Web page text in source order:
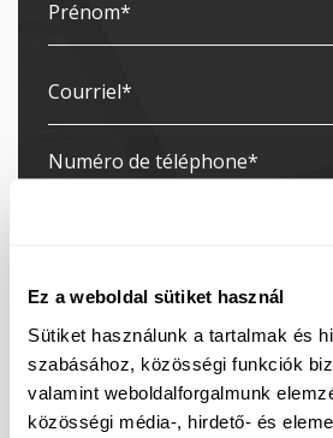
Ez a weboldal sütiket használ
Sütiket használunk a tartalmak és
szabásához, közösségi funkciók
valamint weboldalforgalmunk
közösségi média-, hirdető- és
Je m'inscris à la newsletter